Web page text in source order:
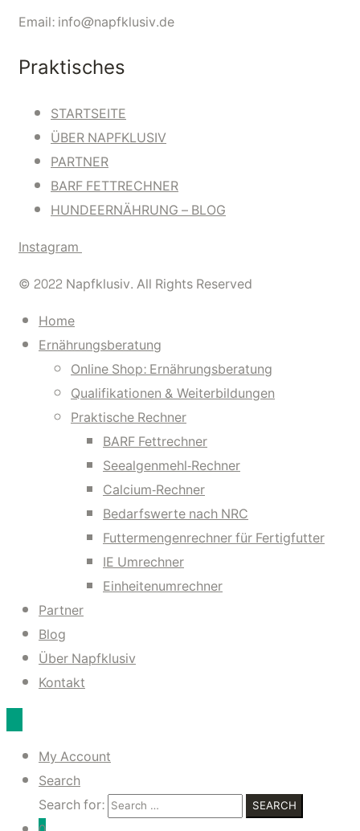
Email: info@napfklusiv.de
Praktisches
STARTSEITE
ÜBER NAPFKLUSIV
PARTNER
BARF FETTRECHNER
HUNDEERNÄHRUNG – BLOG
Instagram
© 2022 Napfklusiv. All Rights Reserved
Home
Ernährungsberatung
Online Shop: Ernährungsberatung
Qualifikationen & Weiterbildungen
Praktische Rechner
BARF Fettrechner
Seealgenmehl-Rechner
Calcium-Rechner
Bedarfswerte nach NRC
Futtermengenrechner für Fertigfutter
IE Umrechner
Einheitenumrechner
Partner
Blog
Über Napfklusiv
Kontakt
My Account
Search
Search for:
SEARCH